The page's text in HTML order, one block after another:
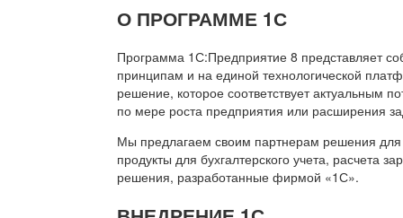
О ПРОГРАММЕ 1С
Программа 1С:Предприятие 8 представляет
принципам и на единой технологической
решение, которое соответствует актуальным
по мере роста предприятия или расширения
Мы предлагаем своим партнерам решения для
продукты для бухгалтерского учета, расчета
решения, разработанные фирмой «1С».